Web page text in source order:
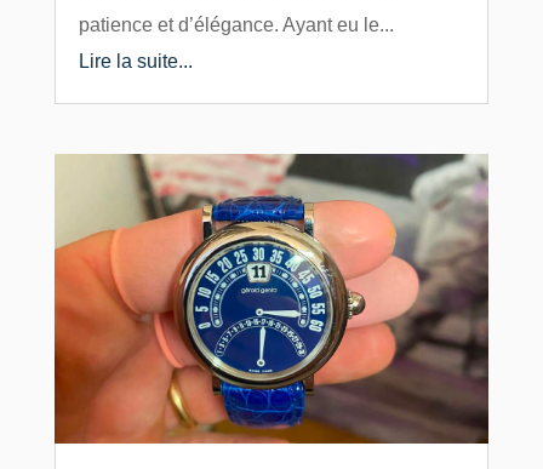
patience et d’élégance. Ayant eu le...
Lire la suite...